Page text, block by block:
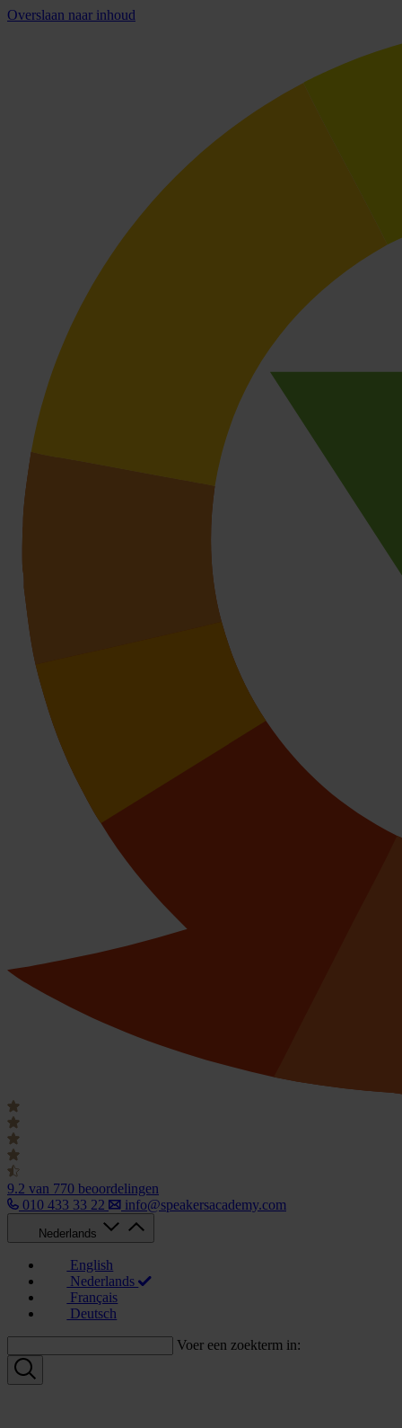
Overslaan naar inhoud
9.2 van 770 beoordelingen
010 433 33 22
info@speakersacademy.com
Nederlands
English
Nederlands
Français
Deutsch
Voer een zoekterm in: